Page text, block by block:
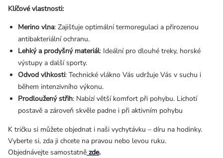
Klíčové vlastnosti:
Merino vlna: Zajišťuje optimální termoregulaci a přirozenou
antibakteriální ochranu.
Lehký a prodyšný materiál: Ideální pro dlouhé treky, horské
výstupy a další sporty.
Odvod vlhkosti: Technické vlákno Vás udržuje Vás v suchu i
během intenzivního výkonu.
Prodloužený střih: Nabízí větší komfort při pohybu. Lichotí
postavě a zároveň skvěle padne i při aktivním pohybu
K tričku si můžete objednat i naši vychytávku – díru na hodinky.
Vyberte si, zda ji chcete na pravou nebo levou ruku.
Objednávejte samostatně zde.